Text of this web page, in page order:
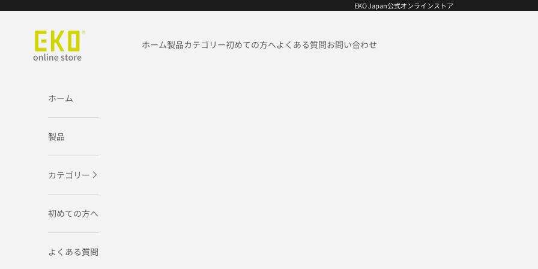
EKO Japan公式オンラインストア
EKO JAPAN公式オンラインストア
ホーム製品カテゴリー初めての方へよくある質問お問い合わせ
ホーム
製品
カテゴリー
初めての方へ
よくある質問